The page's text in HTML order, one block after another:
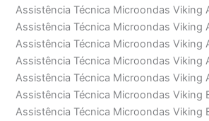
Assistência Técnica Microondas Viking
Assistência Técnica Microondas Viking
Assistência Técnica Microondas Viking
Assistência Técnica Microondas Viking
Assistência Técnica Microondas Viking
Assistência Técnica Microondas Viking
Assistência Técnica Microondas Viking